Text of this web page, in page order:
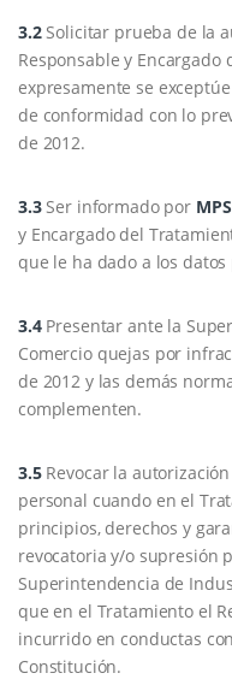
3.2 Solicitar prueba de la
Responsable y
expresamente se
de conformidad con lo
de 2012.
3.3 Ser informado por MPS
y Encargado del
que le ha dado a los
3.4 Presentar ante la
Comercio quejas por
de 2012 y las demás
complementen.
3.5 Revocar la
personal cuando en el
principios, derechos y
revocatoria y/o supresión
Superintendencia de
que en el Tratamiento el
incurrido en conductas
Constitución.